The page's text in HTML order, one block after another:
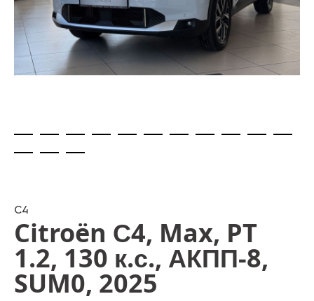
beginning
of
the
images
gallery
C4
Citroën С4, Max, PT
1.2, 130 к.с., АКПП-8,
SUM0, 2025